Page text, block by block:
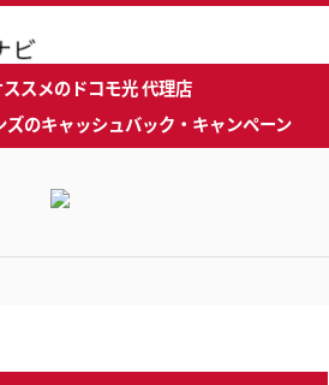
ススメのドコモ光 代理店
のキャッシュバック・キャンペーン